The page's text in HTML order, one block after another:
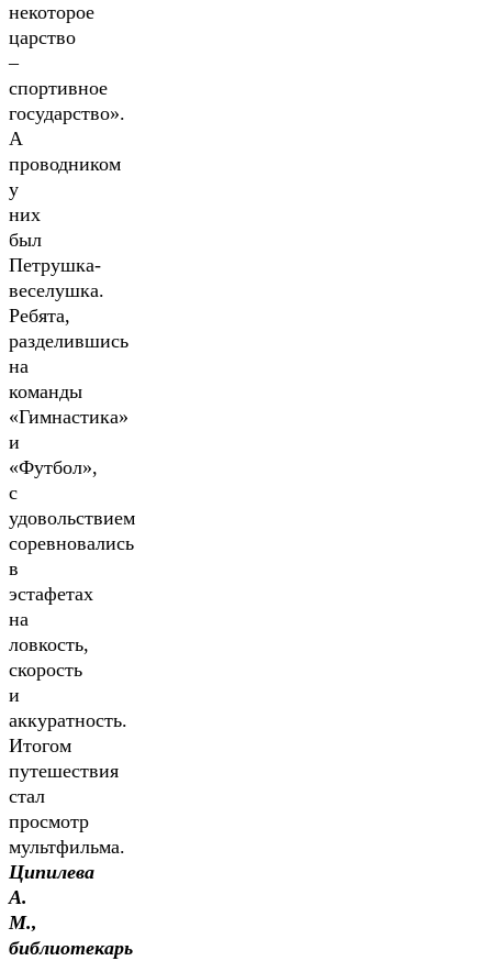
некоторое
царство
–
спортивное
государство».
А
проводником
у
них
был
Петрушка-
веселушка.
Ребята,
разделившись
на
команды
«Гимнастика»
и
«Футбол»,
с
удовольствием
соревновались
в
эстафетах
на
ловкость,
скорость
и
аккуратность.
Итогом
путешествия
стал
просмотр
мультфильма.
Ципилева
А.
М.,
библиотекарь